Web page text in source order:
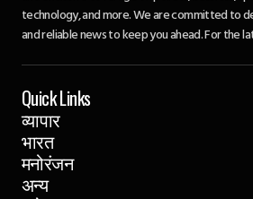
technology, and more. We are committed to
and reliable news to keep you ahead. For the
Quick Links
व्यापार
भारत
मनोरंजन
अन्य